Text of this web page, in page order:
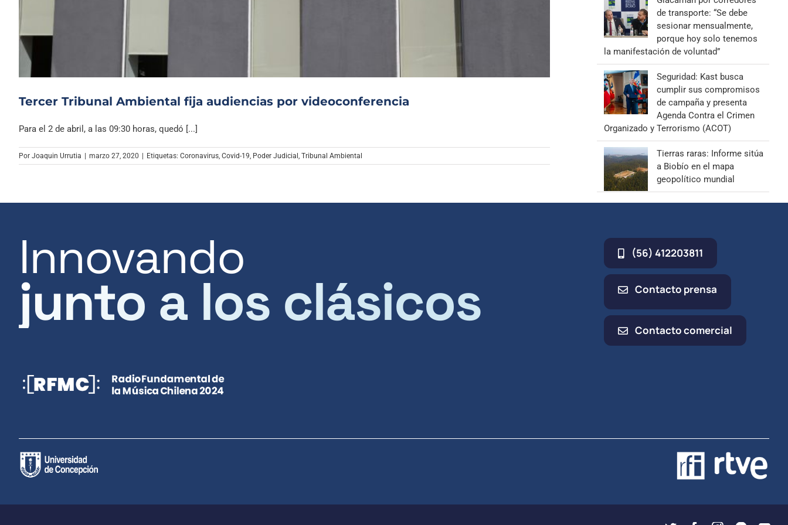
Archivo Sonoro
Tercer Tribunal Ambiental fija audiencias por videoconferencia
Para el 2 de abril, a las 09:30 horas, quedó [...]
Por Joaquin Urrutia marzo 27, 2020 Etiquetas: Coronavirus, Covid-19, Poder Judicial , Tribunal Ambiental
de transporte: “Se debe
sesionar mensualmente,
porque hoy solo tenemos
la manifestación de voluntad”
Seguridad: Kast busca
cumplir sus compromisos
de campaña y presenta
Agenda Contra el Crimen
Organizado y Terrorismo (ACOT)
Tierras raras: Informe sitúa
a Biobío en el mapa
geopolítico mundial
Innovando
junto a los clásicos
(56) 412203811
Contacto prensa
Contacto comercial